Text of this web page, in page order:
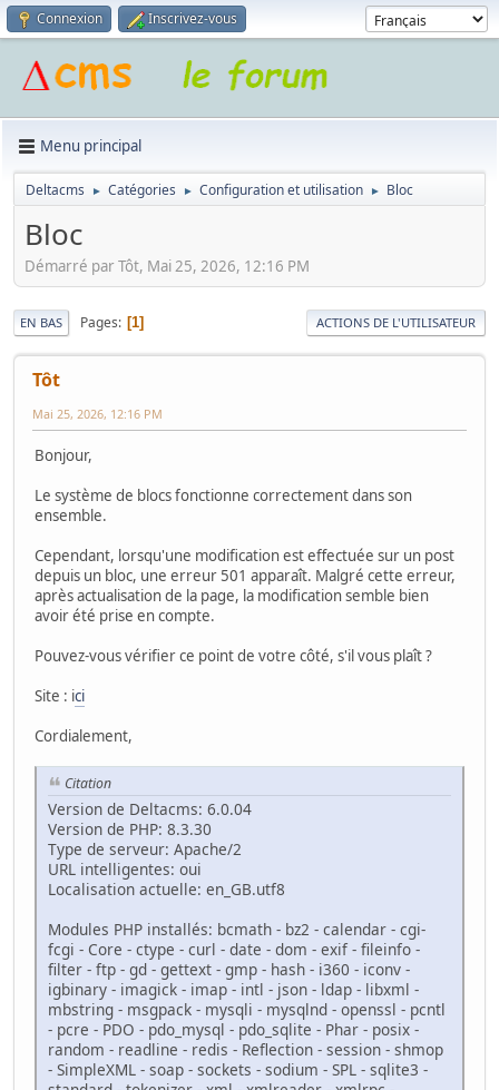
Connexion Inscrivez-vous
Menu principal
Deltacms ► Catégories ► Configuration et utilisation ► Bloc
Bloc
Démarré par Tôt, Mai 25, 2026, 12:16 PM
EN BAS Pages 1 ACTIONS DE L'UTILISATEUR
Tôt
Mai 25, 2026, 12:16 PM
Bonjour,
Le système de blocs fonctionne correctement dans son
ensemble.
Cependant, lorsqu'une modification est effectuée sur un post
depuis un bloc, une erreur 501 apparaît. Malgré cette erreur,
après actualisation de la page, la modification semble bien
avoir été prise en compte.
Pouvez-vous vérifier ce point de votre côté, s'il vous plaît ?
Site : ici
Cordialement,
Citation
Version de Deltacms: 6.0.04
Version de PHP: 8.3.30
Type de serveur: Apache/2
URL intelligentes: oui
Localisation actuelle: en_GB.utf8
Modules PHP installés: bcmath - bz2 - calendar - cgi-
fcgi - Core - ctype - curl - date - dom - exif - fileinfo -
filter - ftp - gd - gettext - gmp - hash - i360 - iconv -
igbinary - imagick - imap - intl - json - ldap - libxml -
mbstring - msgpack - mysqli - mysqlnd - openssl - pcntl
- pcre - PDO - pdo_mysql - pdo_sqlite - Phar - posix -
random - readline - redis - Reflection - session - shmop
- SimpleXML - soap - sockets - sodium - SPL - sqlite3 -